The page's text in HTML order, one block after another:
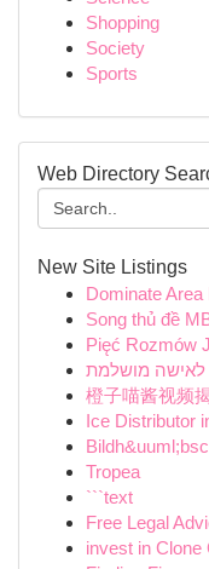
Shopping
Society
Sports
Web Directory
New Site Listings
Dominate
Song thủ đề
Pięć Rozmów
לאישה מושלמת
橙子喵酱视频
Ice Distributor
Tropea
```text
Free Legal
invest in Clone